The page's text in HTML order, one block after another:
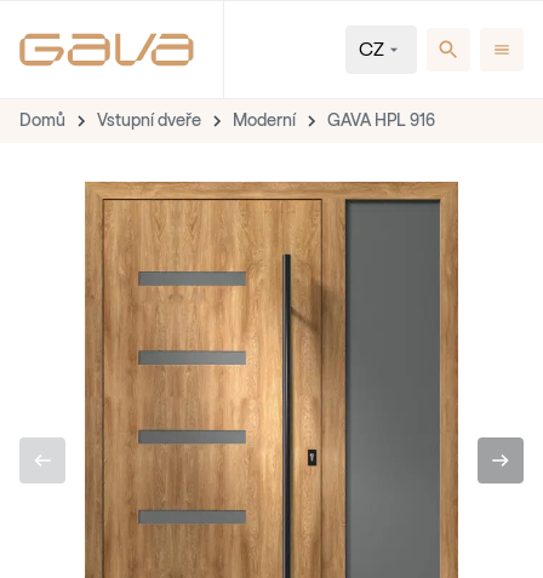
CZ
Domů Vstupní dveře Moderní GAVA HPL 916